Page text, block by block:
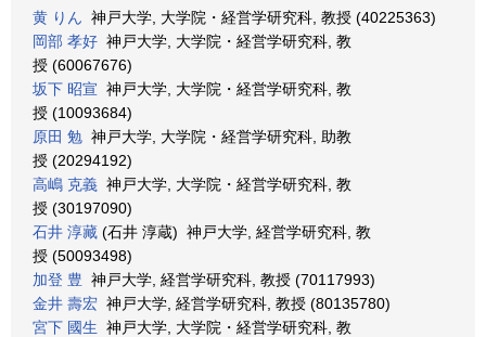
黄 りん 神戸大学, 大学院・経営学研究科, 教授 (40225363)
岡部 孝好 神戸大学, 大学院・経営学研究科, 教
授 (60067676)
坂下 昭宣 神戸大学, 大学院・経営学研究科, 教
授 (10093684)
原田 勉 神戸大学, 大学院・経営学研究科, 助教
授 (20294192)
高嶋 克義 神戸大学, 大学院・経営学研究科, 教
授 (30197090)
石井 淳藏 (石井 淳蔵) 神戸大学, 経営学研究科, 教
授 (50093498)
加登 豊 神戸大学, 経営学研究科, 教授 (70117993)
金井 壽宏 神戸大学, 経営学研究科, 教授 (80135780)
宮下 國生 神戸大学, 大学院・経営学研究科, 教